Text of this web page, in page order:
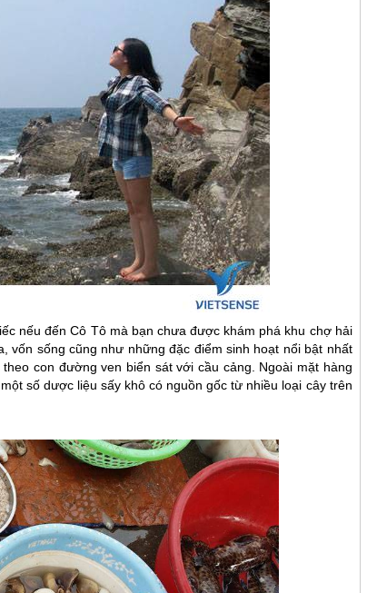
nếu đếnCô Tômà bạn chưa được khám phá khu chợ hải
sống cũng như những đặc điểm sinh hoạt nổi bật nhất
con đường ven biển sát với cầu cảng. Ngoài mặt hàng
số dược liệu sấy khô có nguồn gốc từ nhiều loại cây trên